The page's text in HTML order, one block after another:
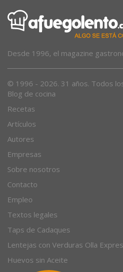
Blog de cocina
Recetas
Artículos
Autores
Empresas
Sobre nosotros
Contacto
Empleo
Textos legales
Taps de Cadaques
Lentejas con Verduras Olla Express